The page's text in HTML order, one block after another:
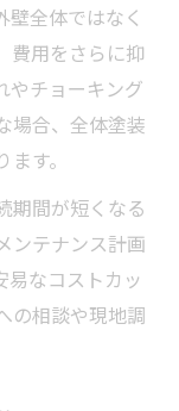
全体ではなく
費用をさらに抑
やチョーキング
場合、全体塗装
す。
期間が短くなる
ンテナンス計画
易なコストカッ
の相談や現地調